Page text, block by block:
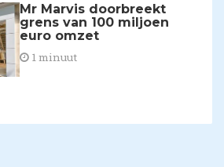
Mr Marvis doorbreekt
grens van 100 miljoen
euro omzet
1 minuut